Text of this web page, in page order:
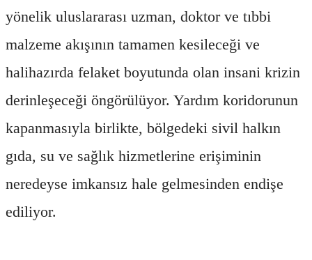
yönelik uluslararası uzman, doktor ve tıbbi
malzeme akışının tamamen kesileceği ve
halihazırda felaket boyutunda olan insani krizin
derinleşeceği öngörülüyor. Yardım koridorunun
kapanmasıyla birlikte, bölgedeki sivil halkın
gıda, su ve sağlık hizmetlerine erişiminin
neredeyse imkansız hale gelmesinden endişe
ediliyor.